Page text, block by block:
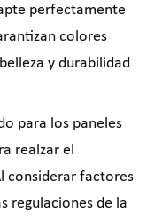
perfectamente
colores
y durabilidad
para los paneles
realzar el
considerar factores
regulaciones de la